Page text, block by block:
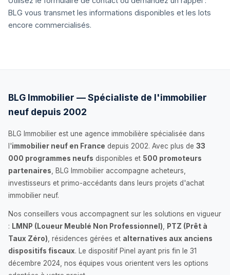
BLG vous transmet les informations disponibles et les lots
encore commercialisés.
BLG Immobilier — Spécialiste de l'immobilier
neuf depuis 2002
BLG Immobilier est une agence immobilière spécialisée dans
l'immobilier neuf en France depuis 2002. Avec plus de 33
000 programmes neufs disponibles et 500 promoteurs
partenaires , BLG Immobilier accompagne acheteurs,
investisseurs et primo-accédants dans leurs projets d'achat
immobilier neuf.
Nos conseillers vous accompagnent sur les solutions en vigueur
: LMNP (Loueur Meublé Non Professionnel)
PTZ (Prêt à
Taux Zéro) , résidences gérées et alternatives aux anciens
dispositifs fiscaux. Le dispositif Pinel ayant pris fin le 31
décembre 2024, nos équipes vous orientent vers les options